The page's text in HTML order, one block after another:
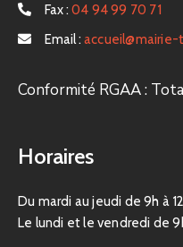
Fax : 04 94 99 70 71
Email :
Conformité RGAA :
Horaires
Du mardi au jeudi de 9h à
Le lundi et le vendredi de